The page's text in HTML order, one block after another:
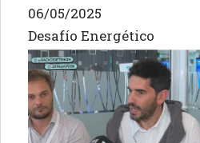
Desafío Energético
06/05/2025